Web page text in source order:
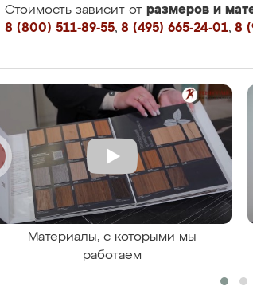
Стоимость зависит от размеров и
8 (800) 511-89-55, 8 (495) 665-24-01, 8
Материалы, с которыми мы
работаем